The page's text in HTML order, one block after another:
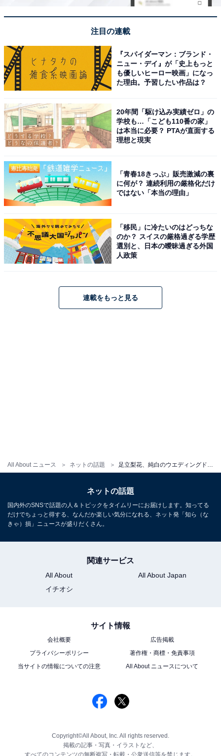
All About ニュース ネットの話題 足立梨花、純白のウエディングドレス姿公開！ ファンからは「リアルプリンセス」「超絶美しい」の声
注目の連載
『スパイダーマン：ブランド・
ニュー・デイ』が「史上もっと
も優しいヒーロー映画」になっ
た理由。予習したい作品は？
20年間「駆け込み実績ゼロ」の
学校も…「こども110番の家」
は本当に必要？ PTAが直面する
理想と現実
「青春18きっぷ」販売激減の裏
に何が？ 連続利用の厳格化だけ
ではない「本当の理由」
「移民」に冷たいのはどっちな
のか？ スイスの厳格過ぎる学歴
選別と、日本の曖昧過ぎる外国
人政策
連載をもっと見る
ネットの話題
国内外のSNSで話題の人＆トピックをタイムリーにお届けします。知ってる
だけでちょっと得する、なんだか楽しい気分になれる、ネット発「知ら（な
きゃ）損」ニュースが盛りだくさん。
関連サービス
All About
All About Japan
イチオシ
サイト情報
会社概要
広告掲載
プライバシーポリシー
著作権・商標・免責事項
当サイトの情報についての注意
All About ニュースについて
Copyright©All About, Inc. All rights reserved.
掲載の記事・写真・イラストなど、